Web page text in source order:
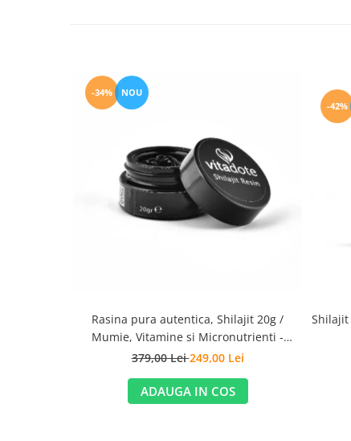
-34% NOU
Rasina pura autentica, Shilajit 20g /
Mumie, Vitamine si Micronutrienti -
Vitadote
379,00 Lei249,00 Lei
ADAUGA IN COS
-42%
Shilajit